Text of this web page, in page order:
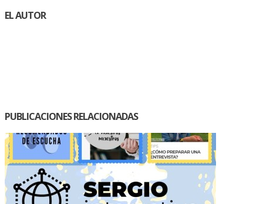
EL AUTOR
PUBLICACIONES RELACIONADAS